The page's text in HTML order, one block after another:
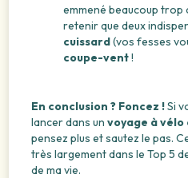
emmené beaucoup trop
retenir que deux
cuissard(vos fesses
coupe-vent!
En conclusion ? Foncez !Si
lancer dans un voyage à vélo
pensez plus et sautez le pas.
très largement dans le Top 5
de ma vie.